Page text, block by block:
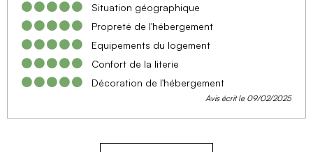
Situation géographique
Propreté de l'hébergement
Equipements du logement
Confort de la literie
Décoration de l'hébergement
Avis écrit le 09/02/2025